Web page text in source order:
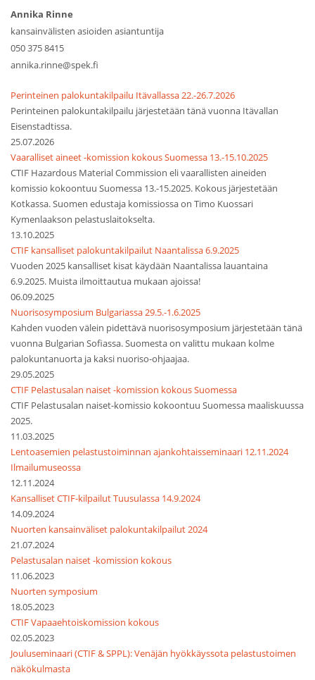
Annika Rinne
kansainvälisten asioiden asiantuntija
050 375 8415
annika.rinne@spek.fi
Perinteinen palokuntakilpailu Itävallassa 22.-26.7.2026
Perinteinen palokuntakilpailu järjestetään tänä vuonna Itävallan
Eisenstadtissa.
25.07.2026
Vaaralliset aineet -komission kokous Suomessa 13.-15.10.2025
CTIF Hazardous Material Commission eli vaarallisten aineiden
komissio kokoontuu Suomessa 13.-15.2025. Kokous järjestetään
Kotkassa. Suomen edustaja komissiossa on Timo Kuossari
Kymenlaakson pelastuslaitokselta.
13.10.2025
CTIF kansalliset palokuntakilpailut Naantalissa 6.9.2025
Vuoden 2025 kansalliset kisat käydään Naantalissa lauantaina
6.9.2025. Muista ilmoittautua mukaan ajoissa!
06.09.2025
Nuorisosymposium Bulgariassa 29.5.-1.6.2025
Kahden vuoden välein pidettävä nuorisosymposium järjestetään tänä
vuonna Bulgarian Sofiassa. Suomesta on valittu mukaan kolme
palokuntanuorta ja kaksi nuoriso-ohjaajaa.
29.05.2025
CTIF Pelastusalan naiset -komission kokous Suomessa
CTIF Pelastusalan naiset-komissio kokoontuu Suomessa maaliskuussa
2025.
11.03.2025
Lentoasemien pelastustoiminnan ajankohtaisseminaari 12.11.2024
Ilmailumuseossa
12.11.2024
Kansalliset CTIF-kilpailut Tuusulassa 14.9.2024
14.09.2024
Nuorten kansainväliset palokuntakilpailut 2024
21.07.2024
Pelastusalan naiset -komission kokous
11.06.2023
Nuorten symposium
18.05.2023
CTIF Vapaaehtoiskomission kokous
02.05.2023
Jouluseminaari (CTIF & SPPL): Venäjän hyökkäyssota pelastustoimen
näkökulmasta